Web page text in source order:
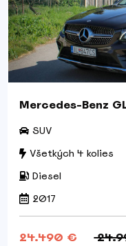
Mercedes-Benz
SUV
Všetkých 4 kolies
Diesel
2017
24.490 €